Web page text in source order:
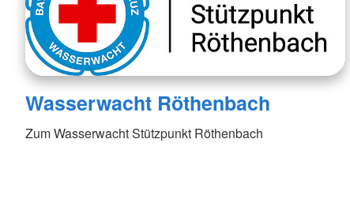
Wasserwacht Röthenbach
Zum Wasserwacht Stützpunkt Röthenbach